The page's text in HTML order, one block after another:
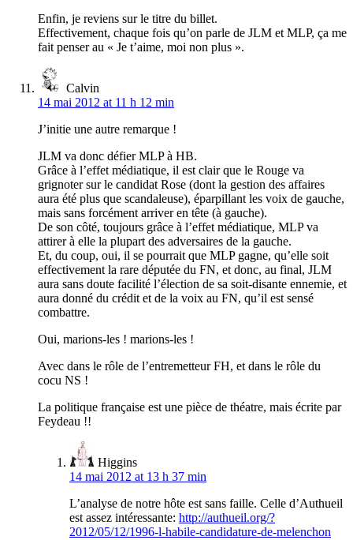
Enfin, je reviens sur le titre du billet.
Effectivement, chaque fois qu’on parle de JLM et MLP, ça me
fait penser au « Je t’aime, moi non plus ».
Calvin
14 mai 2012 at 11 h 12 min
J’initie une autre remarque !
JLM va donc défier MLP à HB.
Grâce à l’effet médiatique, il est clair que le Rouge va
grignoter sur le candidat Rose (dont la gestion des affaires
aura été plus que scandaleuse), éparpillant les voix de gauche,
mais sans forcément arriver en tête (à gauche).
De son côté, toujours grâce à l’effet médiatique, MLP va
attirer à elle la plupart des adversaires de la gauche.
Et, du coup, oui, il se pourrait que MLP gagne, qu’elle soit
effectivement la rare députée du FN, et donc, au final, JLM
aura sans doute facilité l’élection de sa soit-disante ennemie, et
aura donné du crédit et de la voix au FN, qu’il est sensé
combattre.
Oui, marions-les ! marions-les !
Avec dans le rôle de l’entremetteur FH, et dans le rôle du
cocu NS !
La politique française est une pièce de théatre, mais écrite par
Feydeau !!
Higgins
14 mai 2012 at 13 h 37 min
L’analyse de notre hôte est sans faille. Celle d’Authueil
est assez intéressante: http://authueil.org/?
2012/05/12/1996-l-habile-candidature-de-melenchon